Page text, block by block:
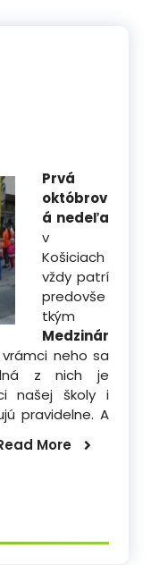
Prvá
októbrov
á nedeľa
v
Košiciach
vždy patrí
predovše
tkým
Medzinár
vrámci neho sa
z nich je
našej školy i
pravidelne. A
More